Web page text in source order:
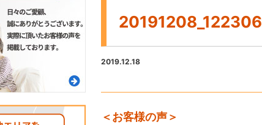
20191208_122306
2019.12.18
＜お客様の声＞